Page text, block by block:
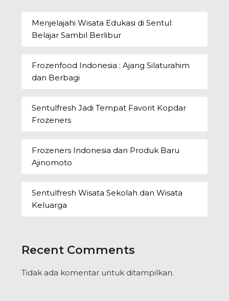
Menjelajahi Wisata Edukasi di Sentul:
Belajar Sambil Berlibur
Frozenfood Indonesia : Ajang Silaturahim
dan Berbagi
Sentulfresh Jadi Tempat Favorit Kopdar
Frozeners
Frozeners Indonesia dan Produk Baru
Ajinomoto
Sentulfresh Wisata Sekolah dan Wisata
Keluarga
Recent Comments
Tidak ada komentar untuk ditampilkan.